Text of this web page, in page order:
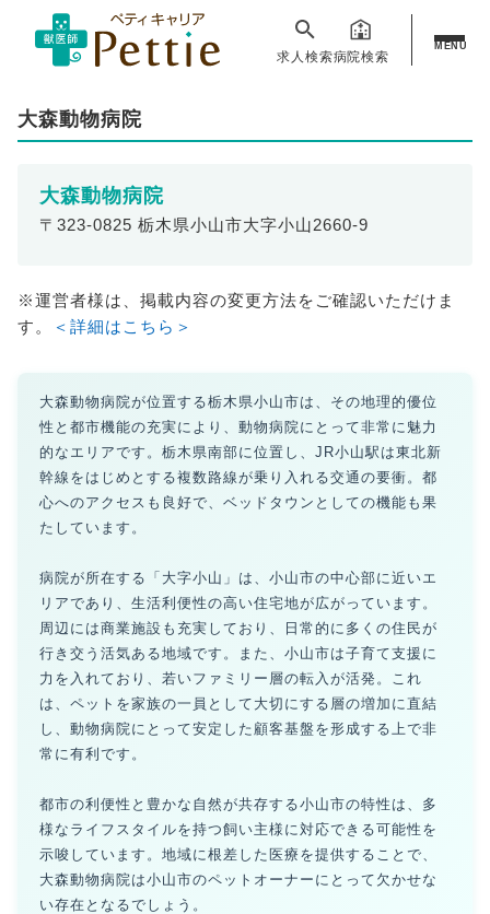
求人検索病院検索
MENU
大森動物病院
大森動物病院
〒323-0825 栃木県小山市大字小山2660-9
※運営者様は、掲載内容の変更方法をご確認いただけま
す。
＜詳細はこちら＞
大森動物病院が位置する栃木県小山市は、その地理的優位
性と都市機能の充実により、動物病院にとって非常に魅力
的なエリアです。栃木県南部に位置し、JR小山駅は東北新
幹線をはじめとする複数路線が乗り入れる交通の要衝。都
心へのアクセスも良好で、ベッドタウンとしての機能も果
たしています。
病院が所在する「大字小山」は、小山市の中心部に近いエ
リアであり、生活利便性の高い住宅地が広がっています。
周辺には商業施設も充実しており、日常的に多くの住民が
行き交う活気ある地域です。また、小山市は子育て支援に
力を入れており、若いファミリー層の転入が活発。これ
は、ペットを家族の一員として大切にする層の増加に直結
し、動物病院にとって安定した顧客基盤を形成する上で非
常に有利です。
都市の利便性と豊かな自然が共存する小山市の特性は、多
様なライフスタイルを持つ飼い主様に対応できる可能性を
示唆しています。地域に根差した医療を提供することで、
大森動物病院は小山市のペットオーナーにとって欠かせな
い存在となるでしょう。